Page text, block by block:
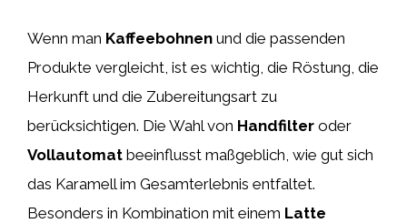
Wenn man Kaffeebohnen und die passenden
Produkte vergleicht, ist es wichtig, die Röstung, die
Herkunft und die Zubereitungsart zu
berücksichtigen. Die Wahl von Handfilter oder
Vollautomat beeinflusst maßgeblich, wie gut sich
das Karamell im Gesamterlebnis entfaltet.
Besonders in Kombination mit einem Latte